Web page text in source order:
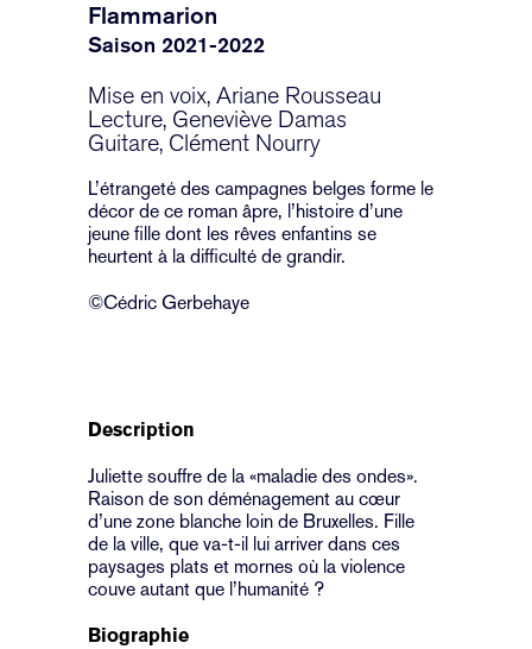
Flammarion
Saison 2021-2022
Mise en voix, Ariane Rousseau
Lecture, Geneviève Damas
Guitare, Clément Nourry
L’étrangeté des campagnes belges forme le
décor de ce roman âpre, l’histoire d’une
jeune fille dont les rêves enfantins se
heurtent à la difficulté de grandir.
©Cédric Gerbehaye
Description
Juliette souffre de la «maladie des ondes».
Raison de son déménagement au cœur
d’une zone blanche loin de Bruxelles. Fille
de la ville, que va-t-il lui arriver dans ces
paysages plats et mornes où la violence
couve autant que l’humanité ?
Biographie